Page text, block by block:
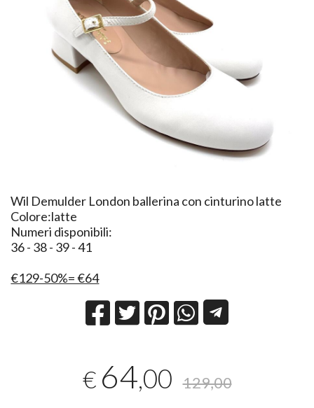
​Wil Demulder London ballerina con cinturino latte
Colore:latte
Numeri disponibili:
36 - 38 - 39 - 41
€129-50%= €64
€ 64,00 129,00